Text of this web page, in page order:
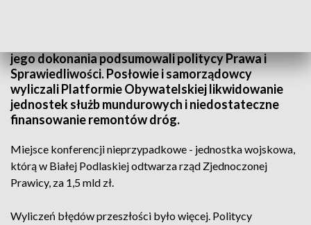
jego dokonania podsumowali politycy Prawa i
Sprawiedliwości. Posłowie i samorządowcy
wyliczali Platformie Obywatelskiej likwidowanie
jednostek służb mundurowych i niedostateczne
finansowanie remontów dróg.
Miejsce konferencji nieprzypadkowe - jednostka wojskowa,
którą w Białej Podlaskiej odtwarza rząd Zjednoczonej
Prawicy, za 1,5 mld zł.
Wyliczeń błędów przeszłości było więcej. Politycy